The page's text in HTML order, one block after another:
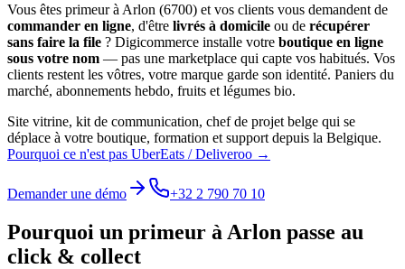
Vous êtes primeurà Arlon (6700) et vos clients vous demandent de
commander en ligne, d'être livrés à domicile ou de récupérer
sans faire la file ? Digicommerce installe votre boutique en ligne
sous votre nom — pas une marketplace qui capte vos habitués. Vos
clients restent les vôtres, votre marque garde son identité. Paniers du
marché, abonnements hebdo, fruits et légumes bio.
Site vitrine, kit de communication, chef de projet belge qui se
déplace à votre boutique, formation et support depuis la Belgique.
Pourquoi ce n'est pas UberEats / Deliveroo →
Demander une démo +32 2 790 70 10
Pourquoi un primeur à Arlon passe au
click & collect